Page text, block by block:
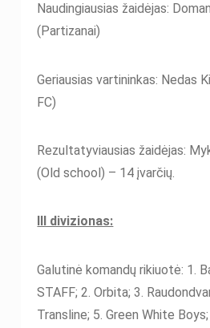
Naudingiausias žaidėjas:
(Partizanai)
Geriausias vartininkas: Nedas
FC)
Rezultatyviausias žaidėjas:
(Old school) – 14 įvarčių.
III divizionas:
Galutinė komandų rikiuotė: 1.
STAFF; 2. Orbita; 3.
Transline; 5. Green White